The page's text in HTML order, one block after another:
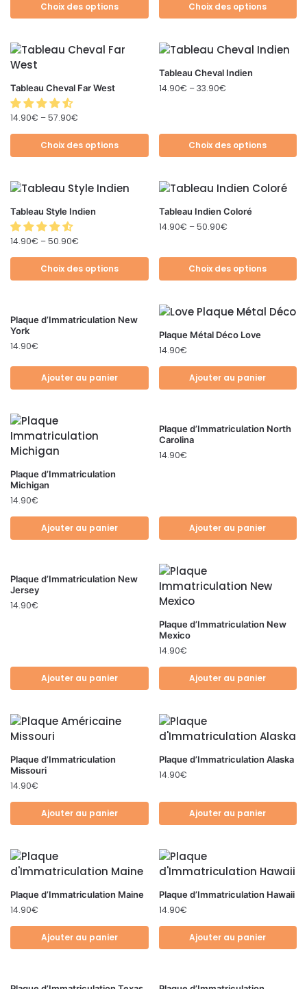
Choix des options Choix des options
Tableau Cheval Far West
14.90€ –57.90€
Choix des options
Tableau Cheval Indien
14.90€ –33.90€
Choix des options
Tableau Style Indien
14.90€ –50.90€
Choix des options
Tableau Indien Coloré
14.90€ –50.90€
Choix des options
Plaque d’Immatriculation New
York
14.90€
Ajouter au panier
Plaque Métal Déco Love
14.90€
Ajouter au panier
Plaque d’Immatriculation
Michigan
14.90€
Ajouter au panier
Plaque d’Immatriculation North
Carolina
14.90€
Ajouter au panier
Plaque d’Immatriculation New
Jersey
14.90€
Ajouter au panier
Plaque d’Immatriculation New
Mexico
14.90€
Ajouter au panier
Plaque d’Immatriculation
Missouri
14.90€
Ajouter au panier
Plaque d’Immatriculation Alaska
14.90€
Ajouter au panier
Plaque d’Immatriculation Maine
14.90€
Ajouter au panier
Plaque d’Immatriculation Hawaii
14.90€
Ajouter au panier